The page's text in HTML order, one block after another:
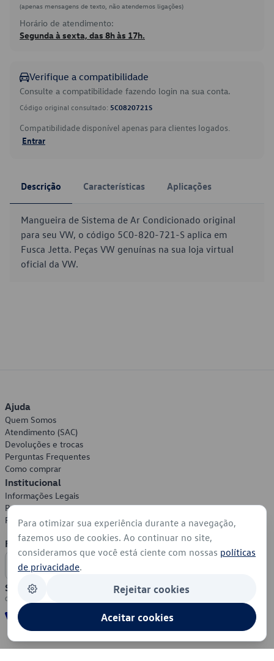
(apenas mensagens de texto, não atendemos ligações)
Horário de atendimento:
Segunda à sexta, das 8h às 17h.
Verifique a compatibilidade
Consulte a compatibilidade fazendo login na sua conta.
Código original consultado: 5C0820721S
Compatibilidade disponível apenas para clientes logados.
Entrar
Descrição Características Aplicações
Mangueira de Sistema de Ar Condicionado original
para seu VW, o código 5C0-820-721-S aplica em
Fusca Jetta. Peças VW genuínas na sua loja virtual
oficial da VW.
Ajuda
Quem Somos
Atendimento (SAC)
Devoluções e trocas
Perguntas Frequentes
Como comprar
Institucional
Informações Legais
Política de Privacidade
Política de Cookies
Formas de Pagamento
Segurança
Para otimizar sua experiência durante a navegação,
fazemos uso de cookies. Ao continuar no site,
consideramos que você está ciente com nossas políticas
de privacidade.
Rejeitar cookies
Aceitar cookies